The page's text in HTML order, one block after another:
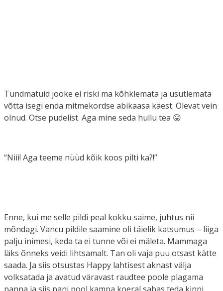
Tundmatuid jooke ei riski ma kõhklemata ja usutlemata
võtta isegi enda mitmekordse abikaasa käest. Olevat vein
olnud. Otse pudelist. Aga mine seda hullu tea 😛
“Niii! Aga teeme nüüd kõik koos pilti ka?!”
Enne, kui me selle pildi peal kokku saime, juhtus nii
mõndagi. Vancu pildile saamine oli täielik katsumus – liiga
palju inimesi, keda ta ei tunne või ei mäleta. Mammaga
läks õnneks veidi lihtsamalt. Tan oli vaja puu otsast kätte
saada. Ja siis otsustas Happy lahtisest aknast välja
volksatada ja avatud väravast raudtee poole plagama